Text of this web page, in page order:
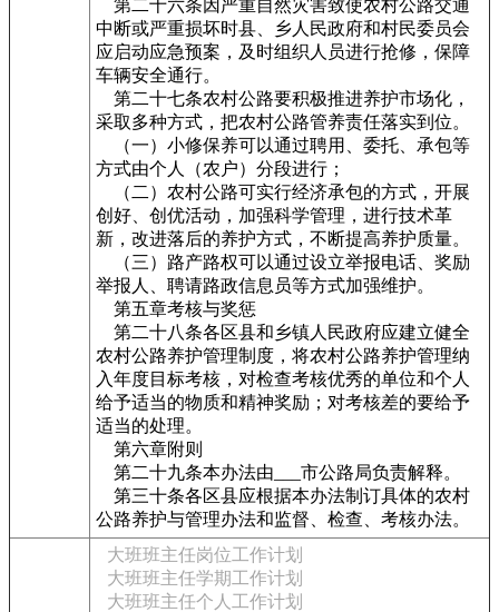
第二十六条因严重自然灾害致使农村公路交通
中断或严重损坏时县、乡人民政府和村民委员会
应启动应急预案，及时组织人员进行抢修，保障
车辆安全通行。
第二十七条农村公路要积极推进养护市场化，
采取多种方式，把农村公路管养责任落实到位。
（一）小修保养可以通过聘用、委托、承包等
方式由个人（农户）分段进行；
（二）农村公路可实行经济承包的方式，开展
创好、创优活动，加强科学管理，进行技术革
新，改进落后的养护方式，不断提高养护质量。
（三）路产路权可以通过设立举报电话、奖励
举报人、聘请路政信息员等方式加强维护。
第五章考核与奖惩
第二十八条各区县和乡镇人民政府应建立健全
农村公路养护管理制度，将农村公路养护管理纳
入年度目标考核，对检查考核优秀的单位和个人
给予适当的物质和精神奖励；对考核差的要给予
适当的处理。
第六章附则
第二十九条本办法由___市公路局负责解释。
第三十条各区县应根据本办法制订具体的农村
公路养护与管理办法和监督、检查、考核办法。
大班班主任岗位工作计划
大班班主任学期工作计划
大班班主任个人工作计划